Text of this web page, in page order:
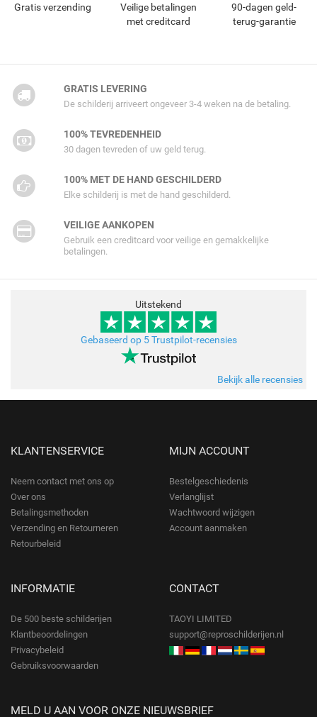
Gratis verzending
Veilige betalingen
met creditcard
90-dagen geld-
terug-garantie
GRATIS LEVERING
De schilderij arriveert ongeveer 3-4 weken na de betaling.
100% TEVREDENHEID
30 dagen tevreden of uw geld terug.
100% MET DE HAND GESCHILDERD
Elke schilderij is met de hand geschilderd.
VEILIGE AANKOPEN
Gebruik een creditcard voor veilige en gemakkelijke
betalingen.
Uitstekend
Gebaseerd op 5 Trustpilot-recensies
Bekijk alle recensies
KLANTENSERVICE
Neem contact met ons op
Over ons
Betalingsmethoden
Verzending en Retourneren
Retourbeleid
MIJN ACCOUNT
Bestelgeschiedenis
Verlanglijst
Wachtwoord wijzigen
Account aanmaken
INFORMATIE
De 500 beste schilderijen
Klantbeoordelingen
Privacybeleid
Gebruiksvoorwaarden
CONTACT
TAOYI LIMITED
support@reproschilderijen.nl
MELD U AAN VOOR ONZE NIEUWSBRIEF